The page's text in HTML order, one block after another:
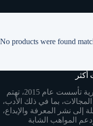
No products were found
فاصلة للنشر هي دار نشر مصرية تأسست عام 2015، تهتم
بما في ذلك الأدب،
إلى نشر المعرفة والإبداع،
ودعم المواهب الشابة